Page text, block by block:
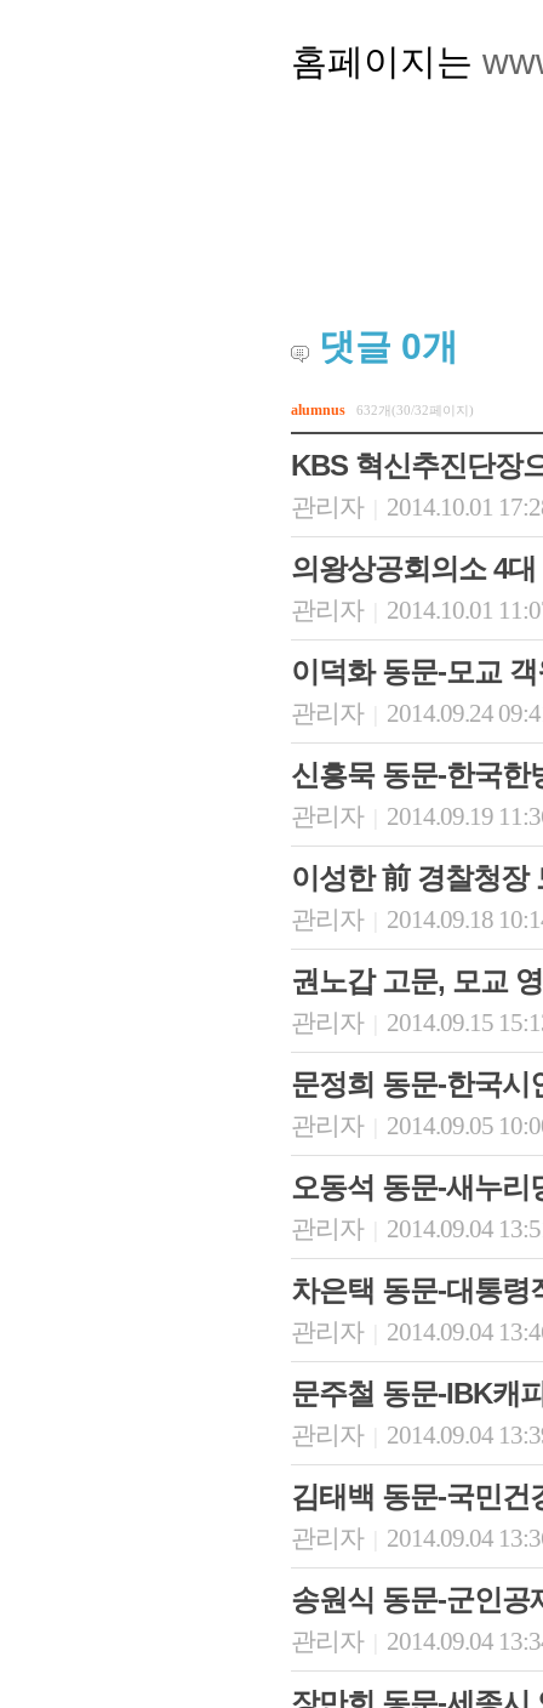
이사장 인사말
임원 현황
연혁·사업실적
결산 공시
총동창
모교 소
지부·지
동창회
포토뉴
영상갤
홈페이지는
댓글 0개
alumnus 632개(30/32페이지)
KBS 혁신추진단장
관리자 2014.10.01
의왕상공회의소 4
관리자 2014.10.01
이덕화 동문-모교
관리자 2014.09.24
신흥묵 동문-한국한
관리자 2014.09.19
이성한 前 경찰청장
관리자 2014.09.18
권노갑 고문, 모교
관리자 2014.09.15
문정희 동문-한국시
관리자 2014.09.05
오동석 동문-새누리
관리자 2014.09.04
차은택 동문-대통령
관리자 2014.09.04
문주철 동문-IBK캐
관리자 2014.09.04
김태백 동문-국민
관리자 2014.09.04
송원식 동문-군인공
관리자 2014.09.04